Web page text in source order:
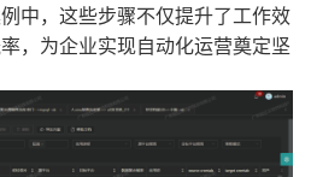
中，这些步骤不仅提升了工作效
，为企业实现自动化运营奠定坚